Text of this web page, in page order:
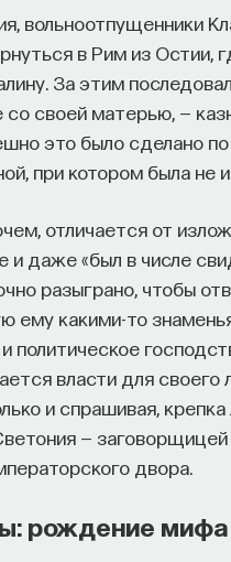
вольноотпущенники
в Рим из Остии,
За этим
со своей матерью, —
это было сделано
при котором была не
отличается от
даже «был в числе
разыграно, чтобы
ему какими-то
политическое
власти для
и спрашивая,
— заговорщицей
двора.
рождение мифа